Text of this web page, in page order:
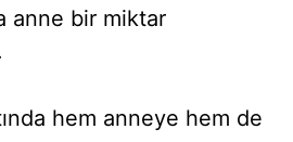
anne bir miktar
hem anneye hem de